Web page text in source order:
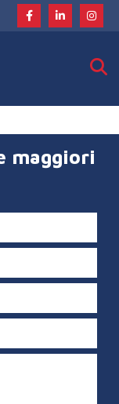
maggiori